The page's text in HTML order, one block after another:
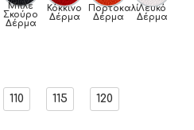
Μπλε
Σκούρο
Δέρμα
Κόκκινο
Δέρμα
Πορτοκαλί
Δέρμα
Λευκό
Δέρμα
110 115 120